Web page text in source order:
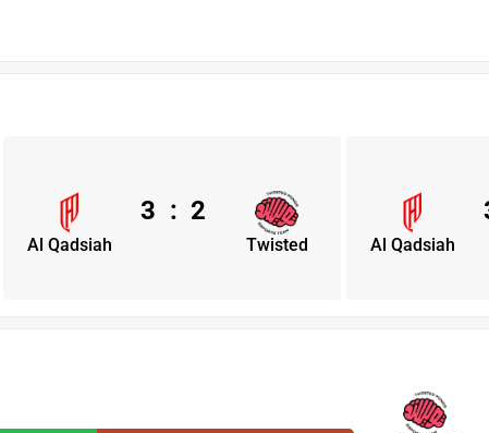
Al Qadsiah Twisted
3 : 2
Al Qadsiah